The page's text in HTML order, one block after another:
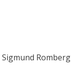
Romberg